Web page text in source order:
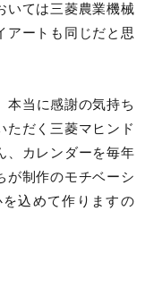
いては三菱農業機械
アートも同じだと思
本当に感謝の気持ち
ただく三菱マヒンド
、カレンダーを毎年
が制作のモチベーシ
込めて作りますの